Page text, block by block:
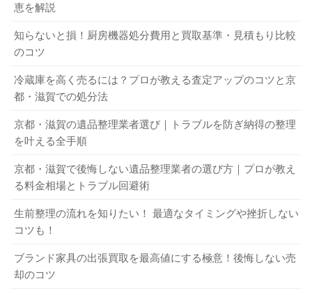
恵を解説
知らないと損！厨房機器処分費用と買取基準・見積もり比較
のコツ
冷蔵庫を高く売るには？プロが教える査定アップのコツと京
都・滋賀での処分法
京都・滋賀の遺品整理業者選び｜トラブルを防ぎ納得の整理
を叶える全手順
京都・滋賀で後悔しない遺品整理業者の選び方｜プロが教え
る料金相場とトラブル回避術
生前整理の流れを知りたい！ 最適なタイミングや挫折しない
コツも！
ブランド家具の出張買取を最高値にする極意！後悔しない売
却のコツ